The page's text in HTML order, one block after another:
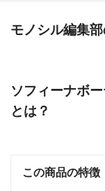
モノシル編集
ソフィーナボ
とは？
この商品の特徴